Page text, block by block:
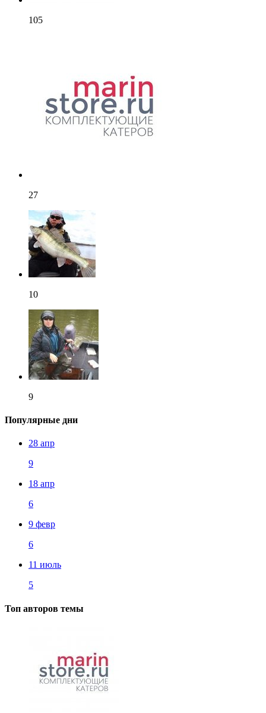
105
27
10
9
Популярные дни
28 апр
9
18 апр
6
9 февр
6
11 июль
5
Топ авторов темы